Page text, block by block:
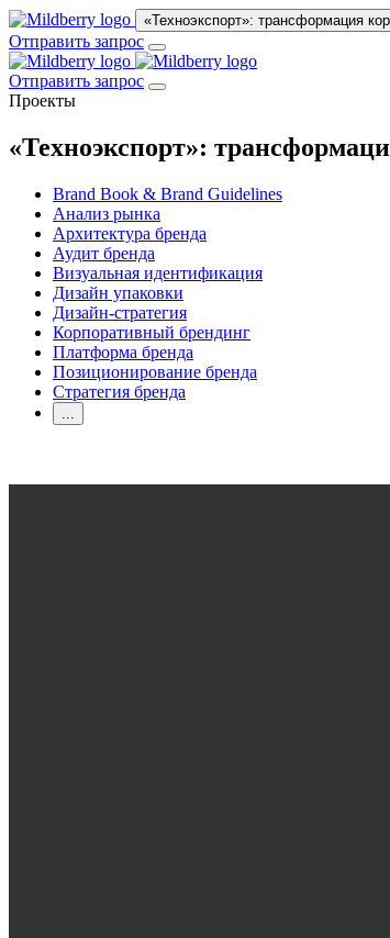
«Техноэкспорт»: трансформация
Отправить запрос
Отправить запрос
Проекты
«Техноэкспорт»:
Brand Book & Brand Guidelines
Анализ рынка
Архитектура бренда
Аудит бренда
Визуальная идентификация
Дизайн упаковки
Дизайн-стратегия
Корпоративный брендинг
Платформа бренда
Позиционирование бренда
Стратегия бренда